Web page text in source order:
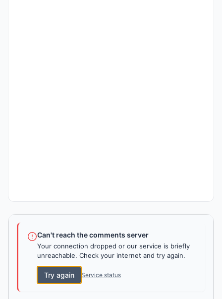
Can't reach the comments server
Your connection dropped or our service is briefly
unreachable. Check your internet and try again.
Try again Service status